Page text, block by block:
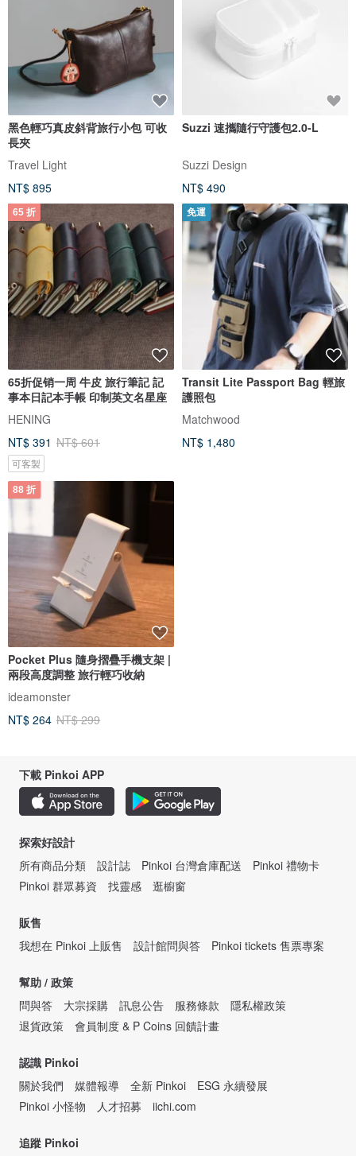
黑色輕巧真皮斜背旅行小包 可收
長夾
Travel Light
NT$ 895
Suzzi 速攜隨行守護包2.0-L
Suzzi Design
NT$ 490
65 折
65折促销一周 牛皮 旅行筆記 記
事本日記本手帳 印制英文名星座
HENING
NT$ 391 NT$ 601
可客製
免運
Transit Lite Passport Bag 輕旅
護照包
Matchwood
NT$ 1,480
88 折
Pocket Plus 隨身摺疊手機支架 |
兩段高度調整 旅行輕巧收納
ideamonster
NT$ 264 NT$ 299
下載 Pinkoi APP
探索好設計
所有商品分類
設計誌 Pinkoi 台灣倉庫配送
Pinkoi 禮物卡
Pinkoi 群眾募資
找靈感 逛櫥窗
販售
我想在 Pinkoi 上販售
設計館問與答 Pinkoi tickets 售票專案
幫助 / 政策
問與答
大宗採購 訊息公告 服務條款
隱私權政策
退貨政策
會員制度 & P Coins 回饋計畫
認識 Pinkoi
關於我們
媒體報導 全新 Pinkoi
ESG 永續發展
Pinkoi 小怪物
人才招募 iichi.com
追蹤 Pinkoi